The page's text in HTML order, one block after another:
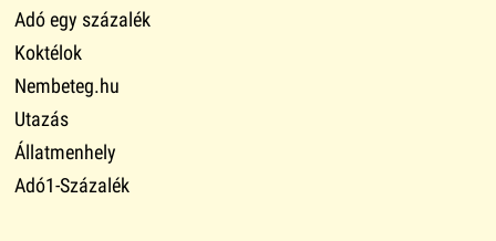
Adó egy százalék
Koktélok
Nembeteg.hu
Utazás
Állatmenhely
Adó1-Százalék